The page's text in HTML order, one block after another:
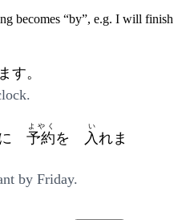
becomes “by”, e.g. I will finish
す。
予約
よやく
を 入
い
れま
by Friday.